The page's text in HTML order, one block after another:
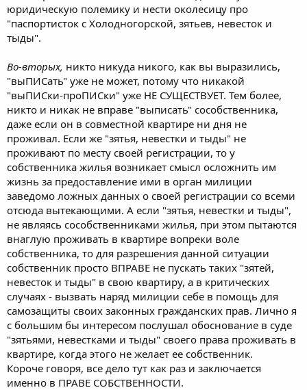
юридическую полемику и нести околесицу про
"паспортисток с Холодногорской, зятьев, невесток и
тыды".
Во-вторых, никто никуда никого, как вы выразились,
"выПИСать" уже не может, потому что никакой
"выПИСки-проПИСки" уже НЕ СУЩЕСТВУЕТ. Тем более,
никто и никак не вправе "выписать" сособственника,
даже если он в совместной квартире ни дня не
проживал. Если же "зятья, невестки и тыды" не
проживают по месту своей регистрации, то у
собственника жилья возникает смысл осложнить им
жизнь за предоставление ими в орган милиции
заведомо ложных данных о своей регистрации со всеми
отсюда вытекающими. А если "зятья, невестки и тыды",
не являясь сособственниками жилья, при этом пытаются
внаглую проживать в квартире вопреки воле
собственника, то для разрешения данной ситуации
собственник просто ВПРАВЕ не пускать таких "зятей,
невесток и тыды" в свою квартиру, а в критических
случаях - вызвать наряд милиции себе в помощь для
самозащиты своих законных гражданских прав. Лично я
с большим бы интересом послушал обоснование в суде
"зятьями, невестками и тыды" своего права проживать в
квартире, когда этого не желает ее собственник.
Короче говоря, все дело тут как раз и заключается
именно в ПРАВЕ СОБСТВЕННОСТИ.